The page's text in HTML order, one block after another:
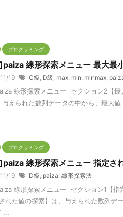
プログラミング
線形探索メニュー 最大最
19 C級 , D級 , max, min, minmax,
線形探索メニュー セクション2【
与えられた数列データの中から、最大
プログラミング
線形探索メニュー 指定さ
19 D級 , paiza, 線形探索法
線形探索メニュー セクション1【
れた値の探索】は、与えられた数列デ
...